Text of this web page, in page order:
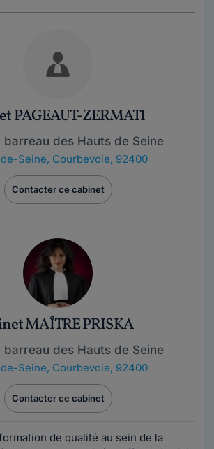
PAGEAUT-ZERMATI
barreau des Hauts de Seine
Seine, Courbevoie, 92400
Contacter ce cabinet
MAÎTRE PRISKA
barreau des Hauts de Seine
Seine, Courbevoie, 92400
Contacter ce cabinet
de qualité au sein de la